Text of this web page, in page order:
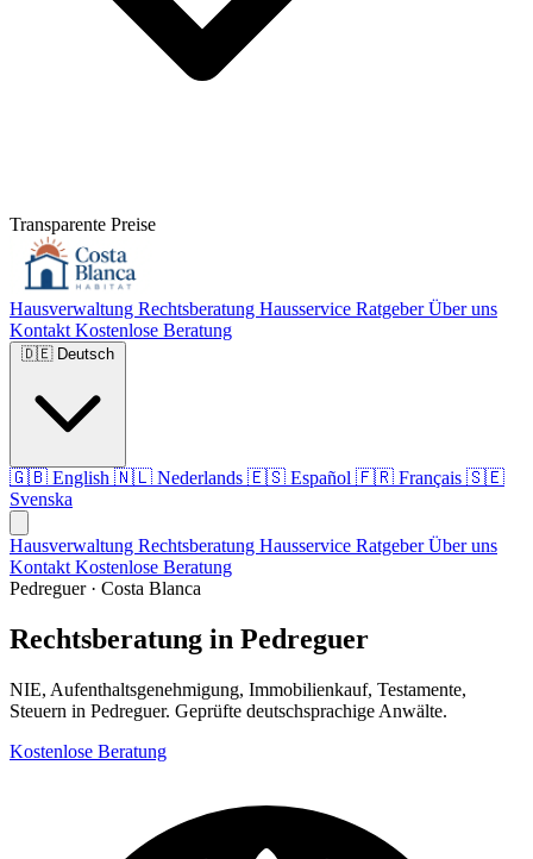
Transparente Preise
Hausverwaltung Rechtsberatung Hausservice RatgeberÜber uns
Kontakt Kostenlose Beratung
🇩🇪 Deutsch
🇬🇧 English 🇳🇱 Nederlands 🇪🇸 Español 🇫🇷 Français 🇸🇪
Svenska
Hausverwaltung Rechtsberatung Hausservice RatgeberÜber uns
Kontakt Kostenlose Beratung
Pedreguer · Costa Blanca
Rechtsberatung in Pedreguer
NIE, Aufenthaltsgenehmigung, Immobilienkauf, Testamente,
Steuern in Pedreguer. Geprüfte deutschsprachige Anwälte.
Kostenlose Beratung